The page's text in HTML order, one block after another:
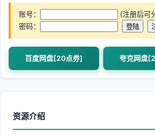
账号：
(注册后可
密码：
百度网盘[20点券] 夸克网盘
资源介绍